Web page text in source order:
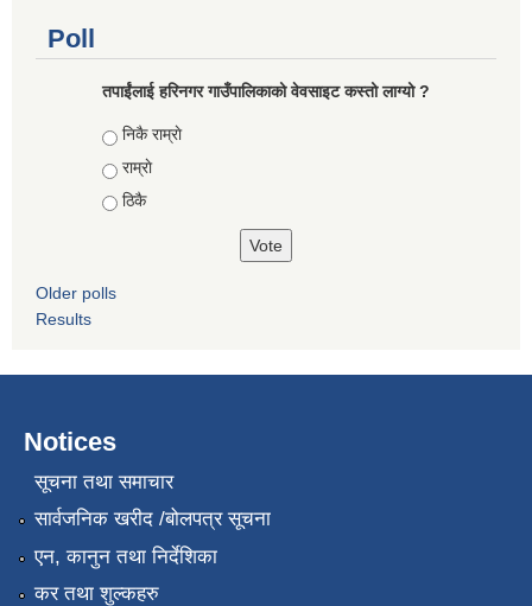
Poll
तपाईंलाई हरिनगर गाउँपालिकाको वेवसाइट कस्तो लाग्यो ?
Choices
निकै राम्राे
राम्राे
ठिकै
Older polls
Results
Notices
सूचना तथा समाचार
सार्वजनिक खरीद /बोलपत्र सूचना
एन, कानुन तथा निर्देशिका
कर तथा शुल्कहरु